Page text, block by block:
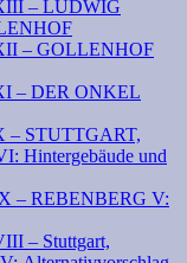
– LUDWIG
– GOLLENHOF
– DER ONKEL
– STUTTGART,
Hintergebäude und
– REBENBERG V:
– Stuttgart,